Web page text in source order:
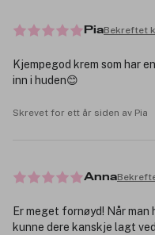
PiaBekreftet
Kjempegod krem som har
inn i huden😊
Skrevet for ett år siden av Pia
Anna
Er meget fornøyd! Når man
kunne dere kanskje lagt